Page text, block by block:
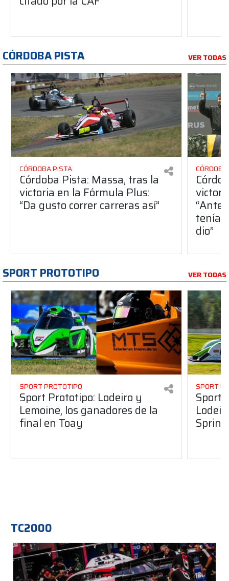
CÓRDOBA PISTA VER TODAS
CÓRDOBA PISTA
Córdoba Pista: Massa, tras la
victoria en la Fórmula Plus:
“Da gusto correr carreras así”
dio”
SPORT PROTOTIPO VER TODAS
SPORT PROTOTIPO
Sport Prototipo: Lodeiro y
Lemoine, los ganadores de la
final en Toay
SPORT
Sport
Sprint
TC2000